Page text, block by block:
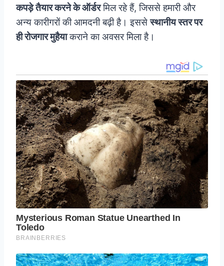
कपड़े तैयार करने के ऑर्डरमिल रहे हैं, जिससे हमारी और
अन्य कारीगरों की आमदनी बढ़ी है। इससेस्थानीय स्तर पर
ही रोजगार मुहैयाकराने का अवसर मिला है।